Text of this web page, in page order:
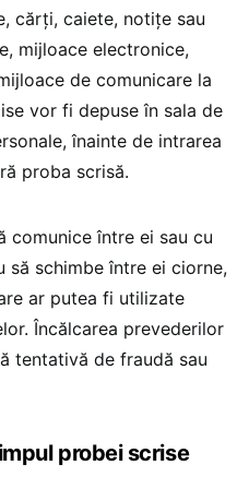
cărți, caiete, notițe sau
mijloace electronice,
de comunicare la
vor fi depuse în sala de
înainte de intrarea
proba scrisă.
comunice între ei sau cu
să schimbe între ei ciorne,
ar putea fi utilizate
Încălcarea prevederilor
tentativă de fraudă sau
probei scrise